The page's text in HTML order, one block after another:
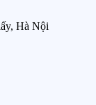
Hà Nội